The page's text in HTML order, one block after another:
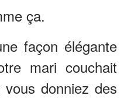
ça.
façon élégante
mari couchait
donniez des